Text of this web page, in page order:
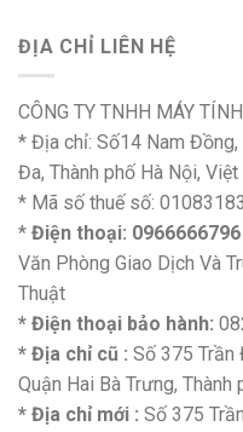
ĐỊA CHỈ LIÊN HỆ
CÔNG TY TNHH MÁY
* Địa chỉ: Số14 Nam
Đa, Thành phố Hà Nội, Việt
* Mã số thuế số:
* Điện thoại: 0966666796
Văn Phòng Giao Dịch Và
Thuật
* Điện thoại bảo hành:
* Địa chỉ cũ : Số 375 Trần
Quận Hai Bà Trưng, Thành
* Địa chỉ mới : Số 375